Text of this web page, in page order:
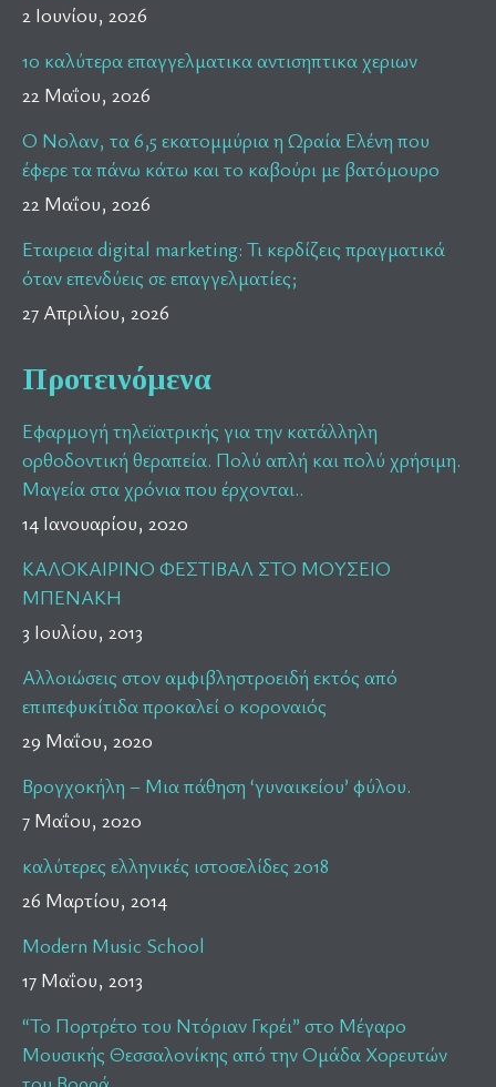
2 Ιουνίου, 2026
10 καλύτερα επαγγελματικα αντισηπτικα χεριων
22 Μαΐου, 2026
Ο Νολαν, τα 6,5 εκατομμύρια η Ωραία Ελένη που
έφερε τα πάνω κάτω και το καβούρι με βατόμουρο
22 Μαΐου, 2026
Εταιρεια digital marketing: Τι κερδίζεις πραγματικά
όταν επενδύεις σε επαγγελματίες;
27 Απριλίου, 2026
Προτεινόμενα
Εφαρμογή τηλεϊατρικής για την κατάλληλη
ορθοδοντική θεραπεία. Πολύ απλή και πολύ χρήσιμη.
Μαγεία στα χρόνια που έρχονται..
14 Ιανουαρίου, 2020
ΚΑΛΟΚΑΙΡΙΝΟ ΦΕΣΤΙΒΑΛ ΣΤΟ ΜΟΥΣΕΙΟ
ΜΠΕΝΑΚΗ
3 Ιουλίου, 2013
Αλλοιώσεις στον αμφιβληστροειδή εκτός από
επιπεφυκίτιδα προκαλεί ο κοροναιός
29 Μαΐου, 2020
Βρογχοκήλη – Μια πάθηση ‘γυναικείου’ φύλου.
7 Μαΐου, 2020
καλύτερες ελληνικές ιστοσελίδες 2018
26 Μαρτίου, 2014
Modern Music School
17 Μαΐου, 2013
“Το Πορτρέτο του Ντόριαν Γκρέι” στο Μέγαρο
Μουσικής Θεσσαλονίκης από την Ομάδα Χορευτών